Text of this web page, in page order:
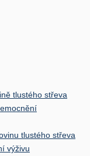
tlustého střeva
tlustého střeva
výživu